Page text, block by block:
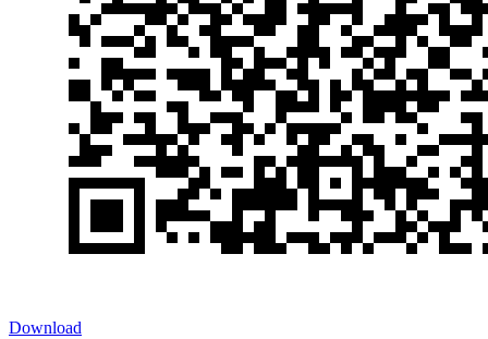
Download